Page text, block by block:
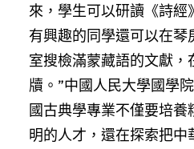
來，學生可以研讀《詩經
有興趣的同學還可以在
室搜檢滿蒙藏語的文獻
牘。”中國人民大學國學
國古典學專業不僅要培
明的人才，還在探索把中